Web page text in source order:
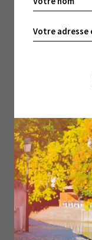
l’entreprise : «
de sa première
Derrière, il y a
l’identité de
ne sont pas
Alors
besoin de retour
transmission
objet que l’on
papy-mamy… »
soutenue par
BPI… Preuve
tout son sens